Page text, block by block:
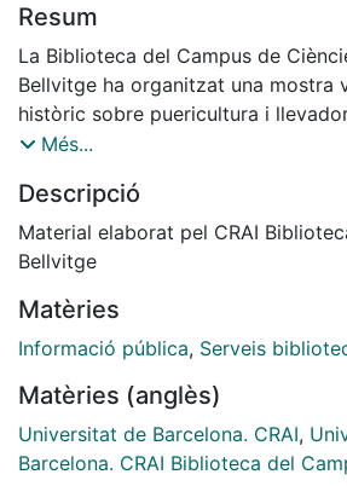
Resum
La Biblioteca del Campus de
Bellvitge ha organitzat una mostra
històric sobre puericultura i
Tot el material que integra la
digitalitzat. Podeu consultar els
la biblioteca del Campus de
Més...
Descripció
Material elaborat pel CRAI
Bellvitge
Matèries
Informació pública, Serveis
Matèries (anglès)
Universitat de Barcelona. CRAI,
Barcelona. CRAI Biblioteca del